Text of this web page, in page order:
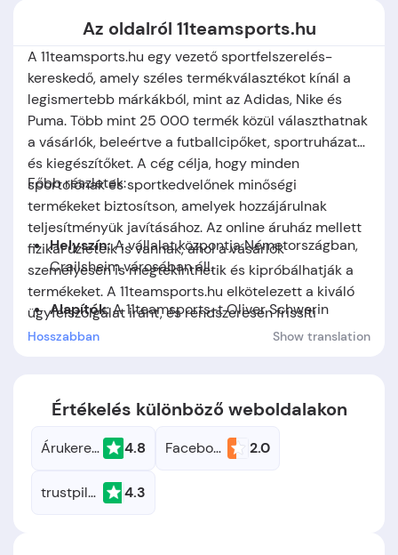
Az oldalról 11teamsports.hu
A 11teamsports.hu egy vezető sportfelszerelés-
kereskedő, amely széles termékválasztékot kínál a
legismertebb márkákból, mint az Adidas, Nike és
Puma. Több mint 25 000 termék közül választhatnak
a vásárlók, beleértve a futballcipőket, sportruházatot
és kiegészítőket. A cég célja, hogy minden
sportolónak és sportkedvelőnek minőségi
termékeket biztosítson, amelyek hozzájárulnak
teljesítményük javításához. Az online áruház mellett
fizikai üzleteik is vannak, ahol a vásárlók
személyesen is megtekinthetik és kipróbálhatják a
termékeket. A 11teamsports.hu elkötelezett a kiváló
ügyfélszolgálat iránt, és rendszeresen frissíti
kínálatát az aktuális sporttrendeknek megfelelően.
Főbb részletek:
Helyszín:A vállalat központjaNémetországban,
Crailsheimvárosában áll.
Alapítók: A 11teamsports-tOliver Schwerin
alapította.
Hosszabban Show translation
Értékelés különböző weboldalakon
Árukereső.hu 4.8 Facebook 2.0
trustpilot.com 4.3